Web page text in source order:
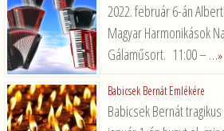
2022. február 6-án
Magyar Harmonikások
Gálaműsort. 11:00 – …»
Babicsek Bernát Emlékére
Babicsek Bernát